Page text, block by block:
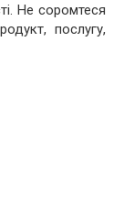
Не соромтеся
послугу,